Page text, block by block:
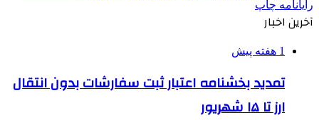
رایانامه چاپ
آخرین اخبار
1 هفته پیش
تمدید بخشنامه اعتبار ثبت سفارشات بدون انتقال
ارز تا ۱۵ شهریور